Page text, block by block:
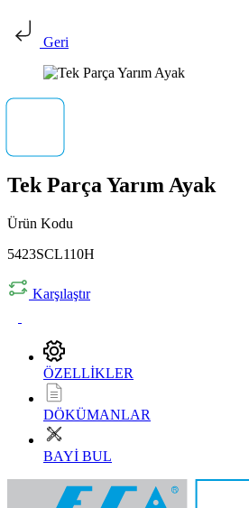
Geri
Tek Parça Yarım Ayak
Ürün Kodu
5423SCL110H
Karşılaştır
ÖZELLİKLER
DÖKÜMANLAR
BAYİ BUL